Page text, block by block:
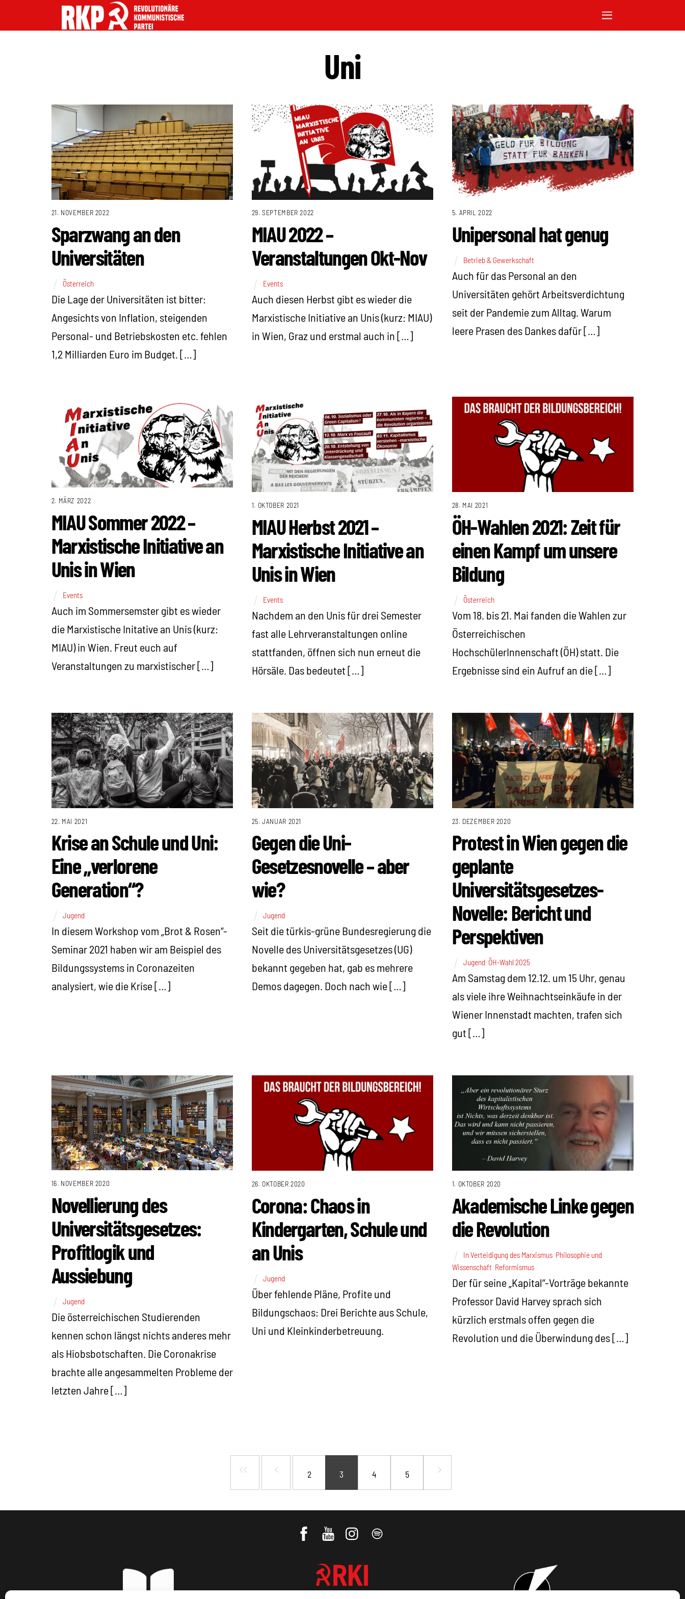
Uni
21. NOVEMBER 2022
Sparzwang an den
Universitäten
Österreich
Die Lage der Universitäten ist bitter:
Angesichts von Inflation, steigenden
Personal- und Betriebskosten etc. fehlen
1,2 Milliarden Euro im Budget. […]
29. SEPTEMBER 2022
MIAU 2022 –
Veranstaltungen Okt-Nov
Events
Auch diesen Herbst gibt es wieder die
Marxistische Initiative an Unis (kurz: MIAU)
in Wien, Graz und erstmal auch in […]
5. APRIL 2022
Unipersonal hat genug
Betrieb & Gewerkschaft
Auch für das Personal an den
Universitäten gehört Arbeitsverdichtung
seit der Pandemie zum Alltag. Warum
leere Prasen des Dankes dafür […]
2. MÄRZ 2022
MIAU Sommer 2022 –
Marxistische Initiative an
Unis in Wien
Events
Auch im Sommersemster gibt es wieder
die Marxistische Initative an Unis (kurz:
MIAU) in Wien. Freut euch auf
Veranstaltungen zu marxistischer […]
1. OKTOBER 2021
MIAU Herbst 2021 –
Marxistische Initiative an
Unis in Wien
Events
Nachdem an den Unis für drei Semester
fast alle Lehrveranstaltungen online
stattfanden, öffnen sich nun erneut die
Hörsäle. Das bedeutet […]
28. MAI 2021
ÖH-Wahlen 2021: Zeit für
einen Kampf um unsere
Bildung
Österreich
Vom 18. bis 21. Mai fanden die Wahlen zur
Österreichischen
HochschülerInnenschaft (ÖH) statt. Die
Ergebnisse sind ein Aufruf an die […]
22. MAI 2021
Krise an Schule und Uni:
Eine „verlorene
Generation“?
Jugend
In diesem Workshop vom „Brot & Rosen“-
Seminar 2021 haben wir am Beispiel des
Bildungssystems in Coronazeiten
analysiert, wie die Krise […]
25. JANUAR 2021
Gegen die Uni-
Gesetzesnovelle – aber
wie?
Jugend
Seit die türkis-grüne Bundesregierung die
Novelle des Universitätsgesetzes (UG)
bekannt gegeben hat, gab es mehrere
Demos dagegen. Doch nach wie […]
23. DEZEMBER 2020
Protest in Wien gegen die
geplante
Universitätsgesetzes-
Novelle: Bericht und
Perspektiven
Jugend, ÖH-Wahl 2025
Am Samstag dem 12.12. um 15 Uhr, genau
als viele ihre Weihnachtseinkäufe in der
Wiener Innenstadt machten, trafen sich
gut […]
16. NOVEMBER 2020
Novellierung des
Universitätsgesetzes:
Profitlogik und
Aussiebung
Jugend
Die österreichischen Studierenden
kennen schon längst nichts anderes mehr
als Hiobsbotschaften. Die Coronakrise
brachte alle angesammelten Probleme der
letzten Jahre […]
26. OKTOBER 2020
Corona: Chaos in
Kindergarten, Schule und
an Unis
Jugend
Über fehlende Pläne, Profite und
Bildungschaos: Drei Berichte aus Schule,
Uni und Kleinkinderbetreuung.
1. OKTOBER 2020
Akademische Linke gegen
die Revolution
In Verteidigung des Marxismus, Philosophie und
Wissenschaft Reformismus
Der für seine „Kapital“-Vorträge bekannte
Professor David Harvey sprach sich
kürzlich erstmals offen gegen die
Revolution und die Überwindung des […]
2 3 4 5